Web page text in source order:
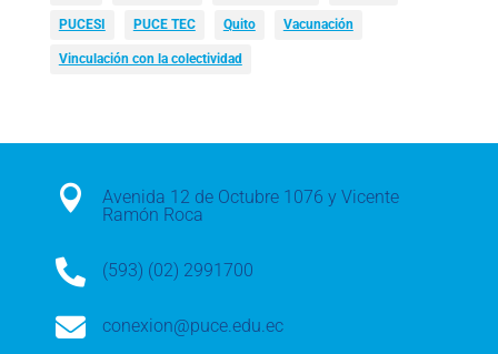
PUCESI PUCE TEC Quito Vacunación
Vinculación con la colectividad

Avenida 12 de Octubre 1076 y Vicente
Ramón Roca
 (593) (02) 2991700
 conexion@puce.edu.ec